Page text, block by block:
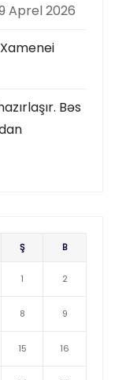
Aprel 2026
Bəs
Ş B
1 2
8 9
15 16